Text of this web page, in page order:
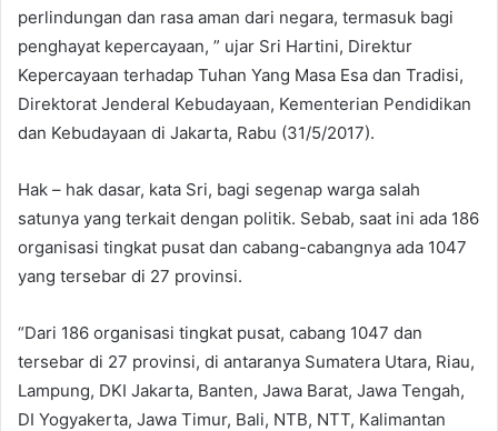
perlindungan dan rasa aman dari negara, termasuk bagi
penghayat kepercayaan, ” ujar Sri Hartini, Direktur
Kepercayaan terhadap Tuhan Yang Masa Esa dan Tradisi,
Direktorat Jenderal Kebudayaan, Kementerian Pendidikan
dan Kebudayaan di Jakarta, Rabu (31/5/2017).
Hak – hak dasar, kata Sri, bagi segenap warga salah
satunya yang terkait dengan politik. Sebab, saat ini ada 186
organisasi tingkat pusat dan cabang-cabangnya ada 1047
yang tersebar di 27 provinsi.
“Dari 186 organisasi tingkat pusat, cabang 1047 dan
tersebar di 27 provinsi, di antaranya Sumatera Utara, Riau,
Lampung, DKI Jakarta, Banten, Jawa Barat, Jawa Tengah,
DI Yogyakerta, Jawa Timur, Bali, NTB, NTT, Kalimantan